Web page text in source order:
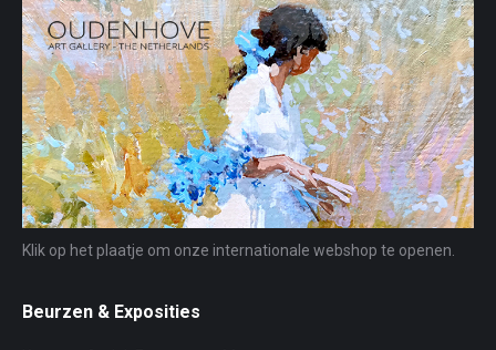
Klik op het plaatje om onze internationale webshop te openen.
Beurzen & Exposities